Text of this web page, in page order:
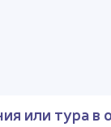
или тура в